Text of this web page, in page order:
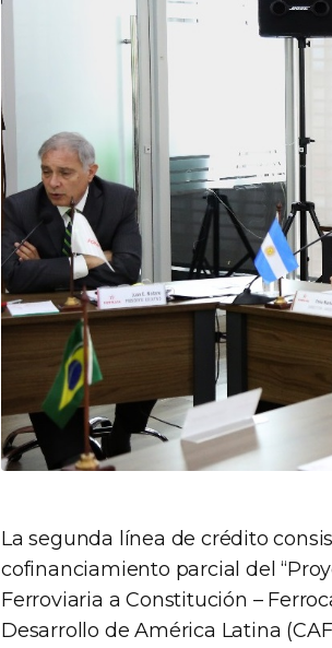
La segunda línea de crédito
cofinanciamiento parcial del
Ferroviaria a Constitución –
Desarrollo de América Latina